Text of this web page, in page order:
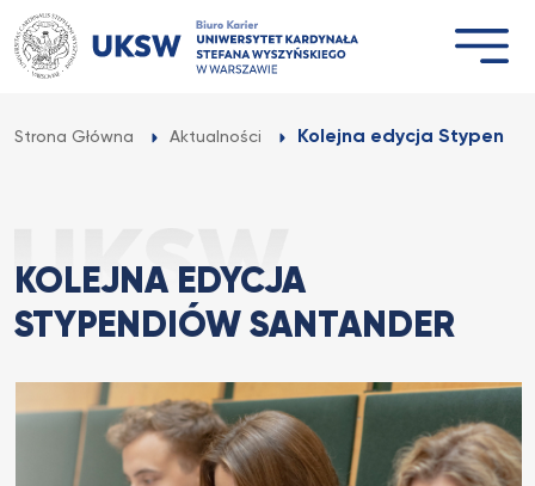
Przejdź
do
treści
Strona Główna Aktualności Kolejna edycja
KOLEJNA EDYCJA
STYPENDIÓW SANTANDER